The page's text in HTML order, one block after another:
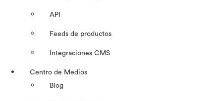
API
Feeds de productos
Integraciones CMS
Centro de Medios
Blog